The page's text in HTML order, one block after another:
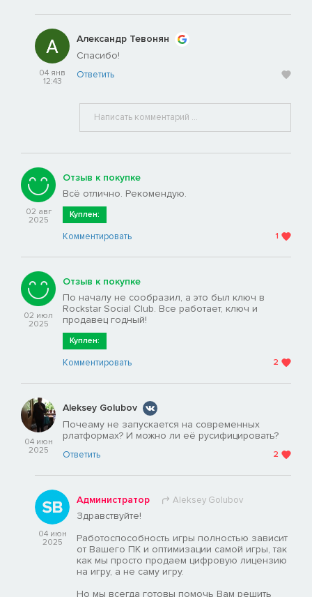
04 янв
12:43
Александр Тевонян
Спасибо!
Ответить
02 авг
2025
Отзыв к покупке
Всё отлично. Рекомендую.
Куплен:
Комментировать 1
02 июл
2025
Отзыв к покупке
По началу не сообразил, а это был ключ в
Rockstar Social Club. Все работает, ключ и
продавец годный!
Куплен:
Комментировать 2
04 июн
2025
Aleksey Golubov
Почеаму не запускается на современных
рлатформах? И можно ли её русифицировать?
Ответить 2
04 июн
2025
Администратор Aleksey Golubov
Здравствуйте!
Работоспособность игры полностью зависит
от Вашего ПК и оптимизации самой игры, так
как мы просто продаем цифровую лицензию
на игру, а не саму игру.
Но мы всегда готовы помочь Вам решить